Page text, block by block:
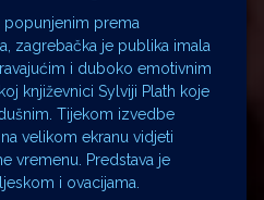
popunjenim prema
zagrebačka je publika imala
i duboko emotivnim
književnici Sylviji Plath koje
Tijekom izvedbe
velikom ekranu vidjeti
vremenu. Predstava je
i ovacijama.